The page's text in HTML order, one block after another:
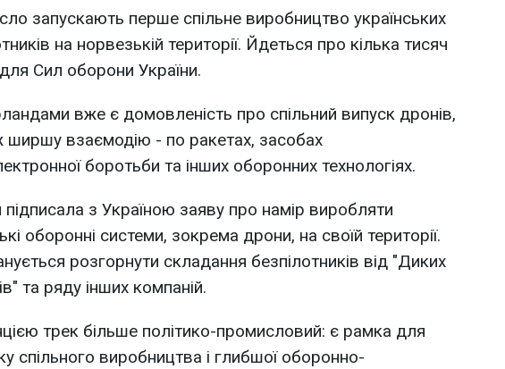
запускають перше спільне виробництво українських
на норвезькій території. Йдеться про кілька тисяч
Сил оборони України.
вже є домовленість про спільний випуск дронів,
ширшу взаємодію - по ракетах, засобах
боротьби та інших оборонних технологіях.
підписала з Україною заяву про намір виробляти
оборонні системи, зокрема дрони, на своїй території.
розгорнути складання безпілотників від "Диких
та ряду інших компаній.
трек більше політико-промисловий: є рамка для
спільного виробництва і глибшої оборонно-